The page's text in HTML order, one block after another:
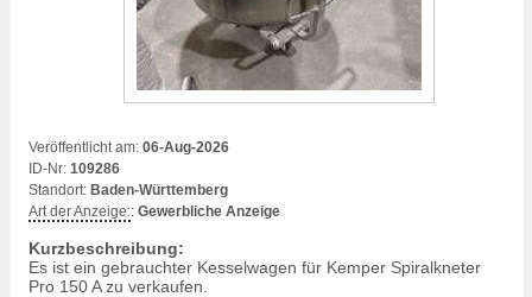
Veröffentlicht am: 06-Aug-2026
ID-Nr: 109286
Standort: Baden-Württemberg
Art der Anzeige:: Gewerbliche Anzeige
Kurzbeschreibung:
Es ist ein gebrauchter Kesselwagen für Kemper Spiralkneter
Pro 150 A zu verkaufen.